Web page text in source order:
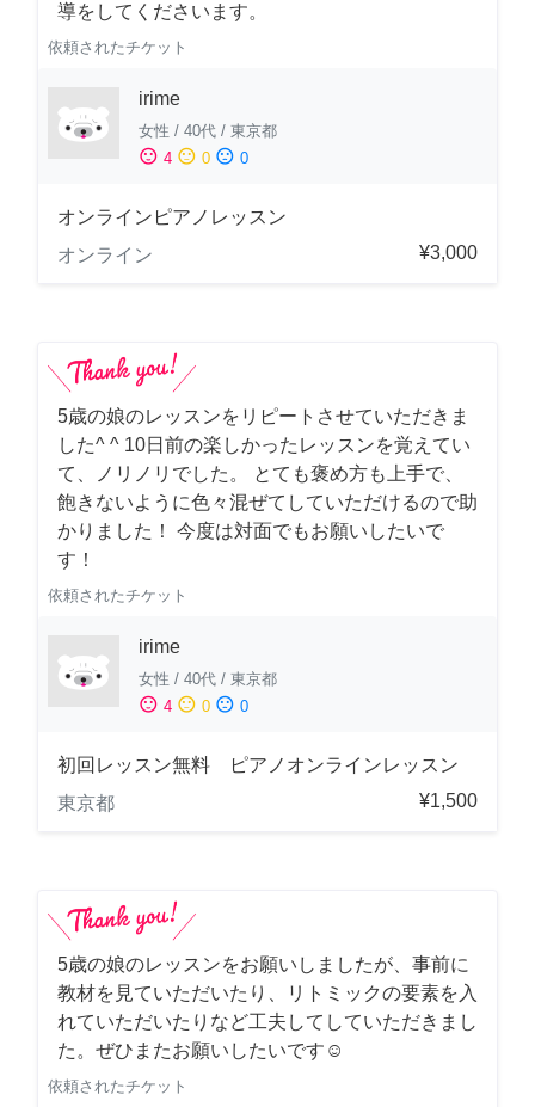
導をしてくださいます。
依頼されたチケット
irime
女性 / 40代 / 東京都
sentiment_satisfied 4 sentiment_neutral 0 sentiment_dissatisfied 0
オンラインピアノレッスン
オンライン
¥3,000
5歳の娘のレッスンをリピートさせていただきま
した^ ^ 10日前の楽しかったレッスンを覚えてい
て、ノリノリでした。 とても褒め方も上手で、
飽きないように色々混ぜてしていただけるので助
かりました！ 今度は対面でもお願いしたいで
す！
依頼されたチケット
irime
女性 / 40代 / 東京都
sentiment_satisfied 4 sentiment_neutral 0 sentiment_dissatisfied 0
初回レッスン無料 ピアノオンラインレッスン
東京都
¥1,500
5歳の娘のレッスンをお願いしましたが、事前に
教材を見ていただいたり、リトミックの要素を入
れていただいたりなど工夫してしていただきまし
た。ぜひまたお願いしたいです☺️
依頼されたチケット